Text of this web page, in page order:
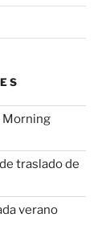
Morning
traslado de
verano